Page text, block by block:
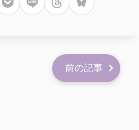
前の記事